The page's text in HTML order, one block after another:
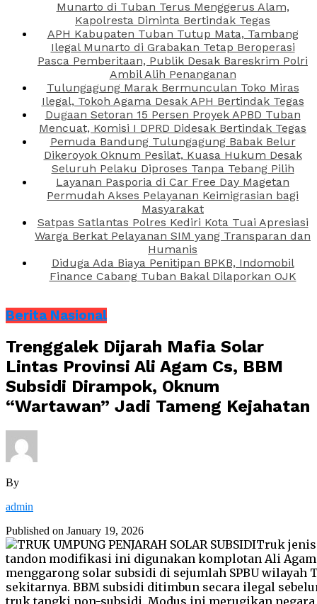
Munarto di Tuban Terus Menggerus Alam,
Kapolresta Diminta Bertindak Tegas
APH Kabupaten Tuban Tutup Mata, Tambang
Ilegal Munarto di Grabakan Tetap Beroperasi
Pasca Pemberitaan, Publik Desak Bareskrim Polri
Ambil Alih Penanganan
Tulungagung Marak Bermunculan Toko Miras
Ilegal, Tokoh Agama Desak APH Bertindak Tegas
Dugaan Setoran 15 Persen Proyek APBD Tuban
Mencuat, Komisi I DPRD Didesak Bertindak Tegas
Pemuda Bandung Tulungagung Babak Belur
Dikeroyok Oknum Pesilat, Kuasa Hukum Desak
Seluruh Pelaku Diproses Tanpa Tebang Pilih
Layanan Pasporia di Car Free Day Magetan
Permudah Akses Pelayanan Keimigrasian bagi
Masyarakat
Satpas Satlantas Polres Kediri Kota Tuai Apresiasi
Warga Berkat Pelayanan SIM yang Transparan dan
Humanis
Diduga Ada Biaya Penitipan BPKB, Indomobil
Finance Cabang Tuban Bakal Dilaporkan OJK
Berita Nasional
Trenggalek Dijarah Mafia Solar
Lintas Provinsi Ali Agam Cs, BBM
Subsidi Dirampok, Oknum
“Wartawan” Jadi Tameng Kejahatan
By
admin
Published on January 19, 2026